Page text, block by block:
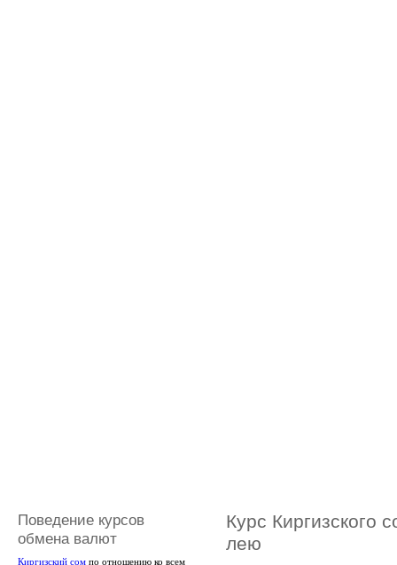
Поведение курсов
обмена валют
Киргизский сом по отношению ко всем
Курс Киргизского
лею